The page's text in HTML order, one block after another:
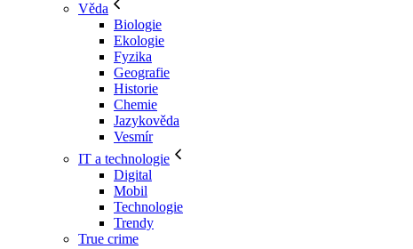
Věda
Biologie
Ekologie
Fyzika
Geografie
Historie
Chemie
Jazykověda
Vesmír
IT a technologie
Digital
Mobil
Technologie
Trendy
True crime